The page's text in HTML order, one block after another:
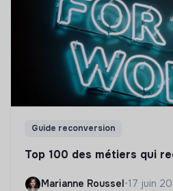
Guide reconversion
Top 100 des métiers qui
Marianne Roussel•17 juin